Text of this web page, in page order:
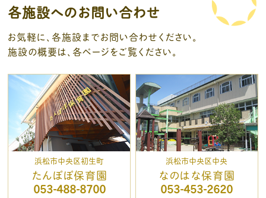
各施設へのお問い合わせ
お気軽に、各施設までお問い合わせください。
施設の概要は、各ページをご覧ください。
浜松市中央区初生町
たんぽぽ保育園
053-488-8700
浜松市中央区中央
なのはな保育園
053-453-2620